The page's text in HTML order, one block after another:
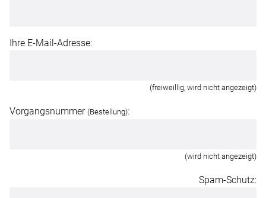
Ihre E-Mail-Adresse:
(freiweillig, wird nicht angezeigt)
Vorgangsnummer (Bestellung):
(wird nicht angezeigt)
Spam-Schutz: